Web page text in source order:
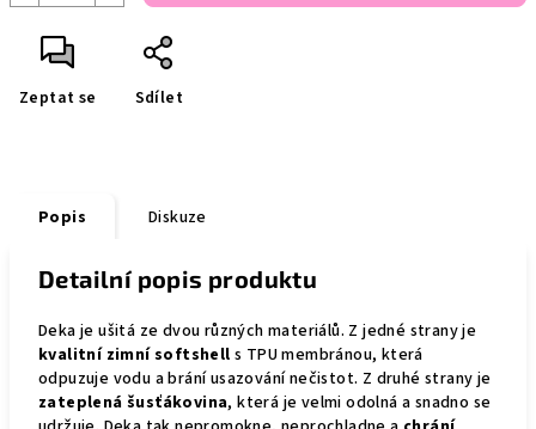
Zeptat se Sdílet
Popis Diskuze
Detailní popis produktu
Deka je ušitá ze dvou různých materiálů. Z jedné strany je
kvalitní zimní softshell s TPU membránou, která
odpuzuje vodu a brání usazování nečistot. Z druhé strany je
zateplená šusťákovina, která je velmi odolná a snadno se